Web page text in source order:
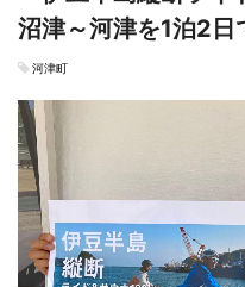
沼津～河津を1泊2日
河津町